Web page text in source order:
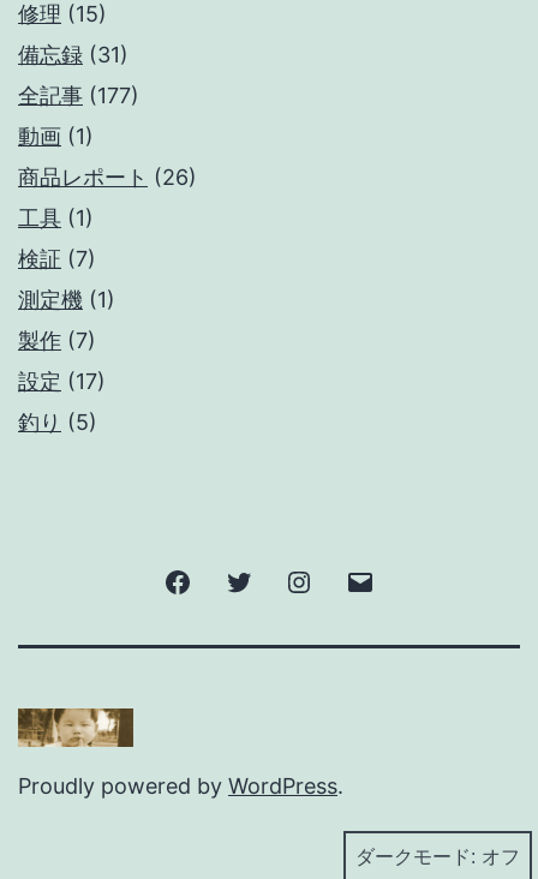
修理 (15)
備忘録 (31)
全記事 (177)
動画 (1)
商品レポート (26)
工具 (1)
検証 (7)
測定機 (1)
製作 (7)
設定 (17)
釣り (5)
FacebookTwitter Instagram
Proudly powered by WordPress.
ダークモード: